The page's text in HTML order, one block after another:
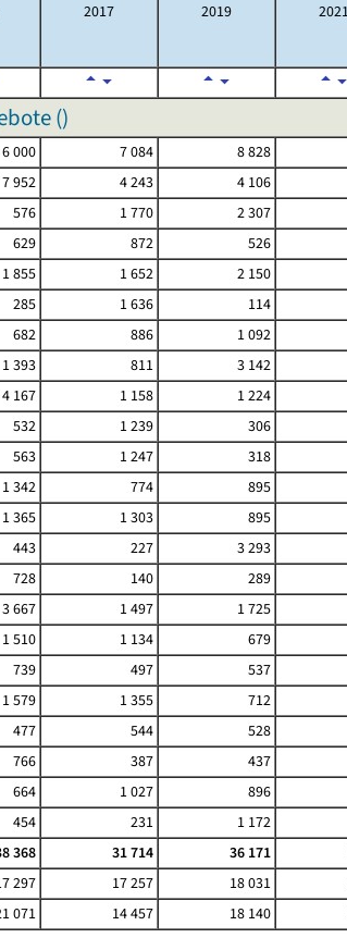
2017 2019
()
6 000 7 084 8 828
7 952 4 243 4 106
576 1 770 2 307
629 872 526
1 855 1 652 2 150
285 1 636 114
682 886 1 092
1 393 811 3 142
4 167 1 158 1 224
532 1 239 306
563 1 247 318
1 342 774 895
1 365 1 303 895
443 227 3 293
728 140 289
3 667 1 497 1 725
1 510 1 134 679
739 497 537
1 579 1 355 712
477 544 528
766 387 437
664 1 027 896
454 231 1 172
368 31 714 36 171
297 17 257 18 031
071 14 457 18 140